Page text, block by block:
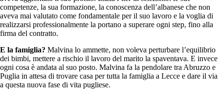
competenze, la sua formazione, la conoscenza dell’albanese che non
aveva mai valutato come fondamentale per il suo lavoro e la voglia di
realizzarsi professionalmente la portano a superare ogni step, fino alla
firma del contratto.
E la famiglia? Malvina lo ammette, non voleva perturbare l’equilibrio
dei bimbi, mettere a rischio il lavoro del marito la spaventava. E invece
ogni cosa è andata al suo posto. Malvina fa la pendolare tra Abruzzo e
Puglia in attesa di trovare casa per tutta la famiglia a Lecce e dare il via
a questa nuova fase di vita pugliese.